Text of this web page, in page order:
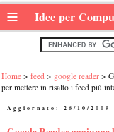
≡ Idee per
Home feed google reader
per mettere in risalto i feed più
Aggiornato: 26/10/2009